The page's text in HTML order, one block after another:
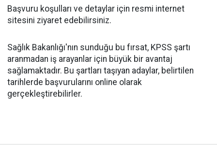
Başvuru koşulları ve detaylar için resmi internet
sitesini ziyaret edebilirsiniz.
Sağlık Bakanlığı'nın sunduğu bu fırsat, KPSS şartı
aranmadan iş arayanlar için büyük bir avantaj
sağlamaktadır. Bu şartları taşıyan adaylar, belirtilen
tarihlerde başvurularını online olarak
gerçekleştirebilirler.